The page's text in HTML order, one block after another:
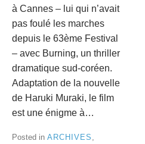
à Cannes – lui qui n’avait
pas foulé les marches
depuis le 63ème Festival
– avec Burning, un thriller
dramatique sud-coréen.
Adaptation de la nouvelle
de Haruki Muraki, le film
est une énigme à…
Posted in ARCHIVES ,